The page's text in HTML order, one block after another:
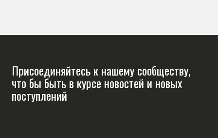
Присоединяйтесь к нашему сообществу,
что бы быть в курсе новостей и новых
поступлений